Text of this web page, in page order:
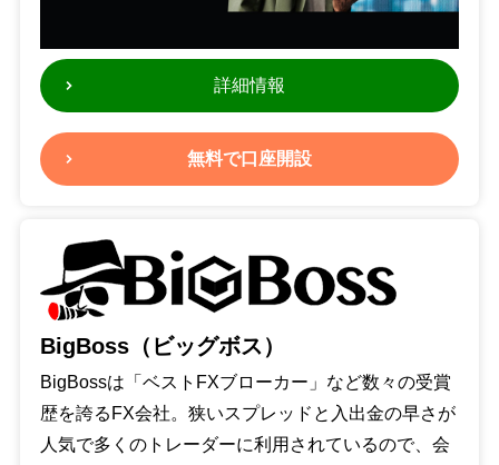
詳細情報
無料で口座開設
BigBoss（ビッグボス）
BigBossは「ベストFXブローカー」など数々の受賞
歴を誇るFX会社。狭いスプレッドと入出金の早さが
人気で多くのトレーダーに利用されているので、会